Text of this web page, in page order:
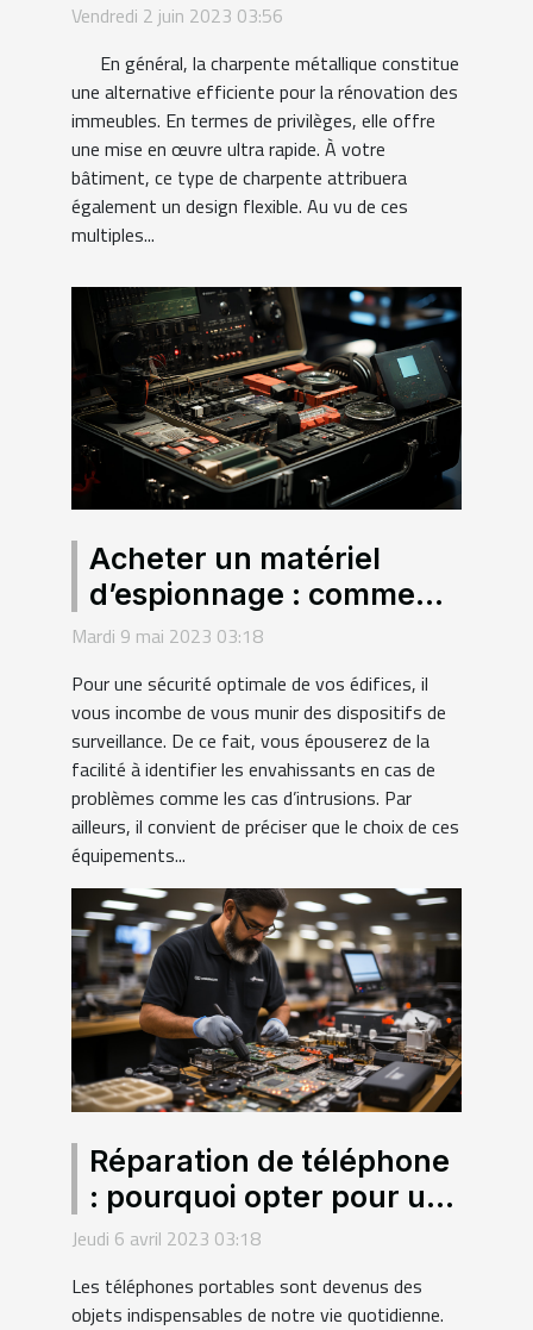
Vendredi 2 juin 2023 03:56
En général, la charpente métallique constitue
une alternative efficiente pour la rénovation des
immeubles. En termes de privilèges, elle offre
une mise en œuvre ultra rapide. À votre
bâtiment, ce type de charpente attribuera
également un design flexible. Au vu de ces
multiples...
Acheter un matériel
d’espionnage : comment
faire le bon choix d’un
surveillance ?
Mardi 9 mai 2023 03:18
Pour une sécurité optimale de vos édifices, il
vous incombe de vous munir des dispositifs de
surveillance. De ce fait, vous épouserez de la
facilité à identifier les envahissants en cas de
problèmes comme les cas d’intrusions. Par
ailleurs, il convient de préciser que le choix de ces
équipements...
Réparation de téléphone
: pourquoi opter pour un
grossiste en pièce
?
Jeudi 6 avril 2023 03:18
Les téléphones portables sont devenus des
objets indispensables de notre vie quotidienne.